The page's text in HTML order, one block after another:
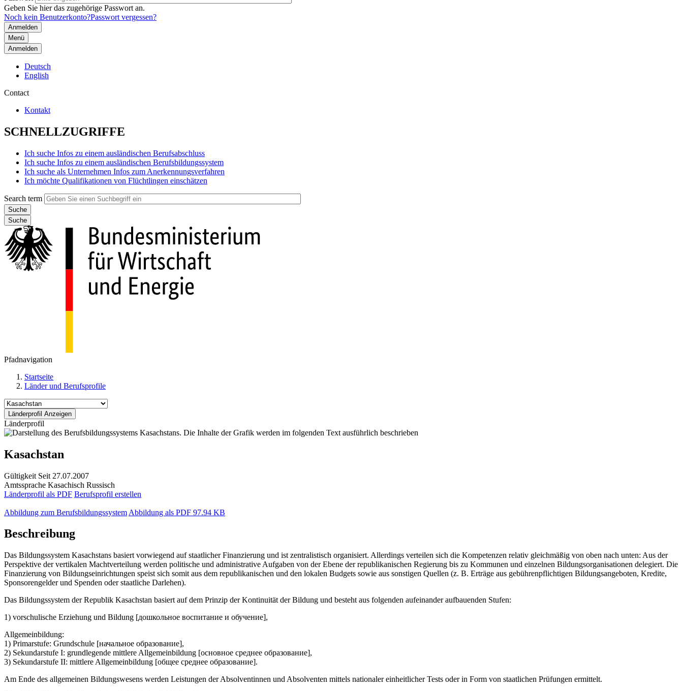
Geben Sie hier das zugehörige Passwort an.
Noch kein Benutzerkonto?Passwort vergessen?
Menü
Anmelden
Deutsch
English
Contact
Kontakt
SCHNELLZUGRIFFE
Ich suche Infos zu einem ausländischen Berufsabschluss
Ich suche Infos zu einem ausländischen Berufsbildungssystem
Ich suche als Unternehmen Infos zum Anerkennungsverfahren
Ich möchte Qualifikationen von Flüchtlingen einschätzen
Search term
Suche
Pfadnavigation
Startseite
Länder und Berufsprofile
Länderprofil
Kasachstan
Gültigkeit Seit 27.07.2007
Amtssprache Kasachisch Russisch
Länderprofil als PDF Berufsprofil erstellen
Abbildung zum Berufsbildungssystem Abbildung als PDF 97.94 KB
Beschreibung
Das Bildungssystem Kasachstans basiert vorwiegend auf staatlicher Finanzierung und ist zentralistisch organisiert. Allerdings verteilen sich die Kompetenzen relativ gleichmäßig von oben nach unten: Aus der
Perspektive der vertikalen Machtverteilung werden politische und administrative Aufgaben von der Ebene der republikanischen Regierung bis zu Kommunen und einzelnen Bildungsorganisationen delegiert. Die
Finanzierung von Bildungseinrichtungen speist sich somit aus dem republikanischen und den lokalen Budgets sowie aus sonstigen Quellen (z. B. Erträge aus gebührenpflichtigen Bildungsangeboten, Kredite,
Sponsorengelder und Spenden oder staatliche Darlehen).
Das Bildungssystem der Republik Kasachstan basiert auf dem Prinzip der Kontinuität der Bildung und besteht aus folgenden aufeinander aufbauenden Stufen:
1) vorschulische Erziehung und Bildung [дошкольное воспитание и обучение],
Allgemeinbildung:
1) Primarstufe: Grundschule [начальное образование],
2) Sekundarstufe I: grundlegende mittlere Allgemeinbildung [основное среднее образование],
3) Sekundarstufe II: mittlere Allgemeinbildung [общее cреднее образование].
Am Ende des allgemeinen Bildungswesens werden Leistungen der Absolventinnen und Absolventen mittels nationaler einheitlicher Tests oder in Form von staatlichen Prüfungen ermittelt.